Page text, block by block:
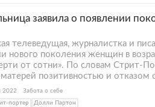
заявила о появлении
телеведущая, журналистка и
нового поколения женщин в
от сотни». По словам Стрит-
позитивностью и отказом
2022
Забота о себе
портер
Долли Партон